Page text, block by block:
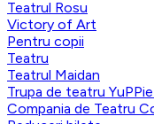
Teatrul Rosu
Victory of Art
Pentru copii
Teatru
Teatrul Maidan
Trupa de teatru
Compania de Teatru